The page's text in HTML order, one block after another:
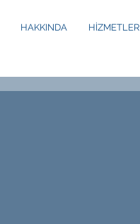
HAKKINDA HİZMETLER